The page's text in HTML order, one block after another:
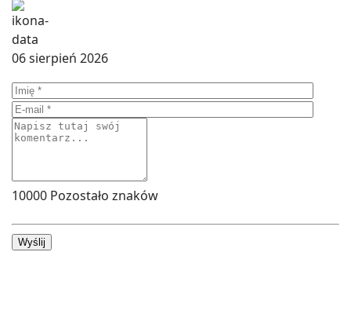
06 sierpień 2026
10000 Pozostało znaków
Wyślij